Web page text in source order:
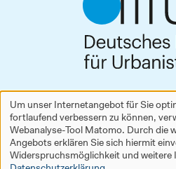
Deutsches Institut für
10969
Tel. +49 30
Verwendung
Um unser Internetangebot für Sie
fortlaufend verbessern zu können,
Webanalyse-Tool Matomo. Durch die
Angebots erklären Sie sich hiermit
Widerspruchsmöglichkeit und weitere